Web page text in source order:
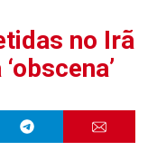
no Irã